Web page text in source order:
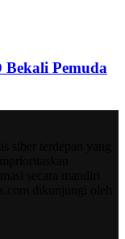
Pemuda